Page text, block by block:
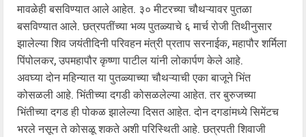
मावळेही बसविण्यात आले आहेत. ३० मीटरच्या चौथऱ्यावर पुतळा
बसविण्यात आले. छत्रपतींच्या भव्य पुतळ्याचे ६ मार्च रोजी तिथीनुसार
झालेल्या शिव जयंतीदिनी परिवहन मंत्री प्रताप सरनाईक, महापौर शर्मिला
पिंपोलकर, उपमहापौर कृष्णा पाटील यांनी लोकार्पण केले आहे.
अवघ्या दोन महिन्यात या पुतळ्याच्या चौथऱ्याची एका बाजूने भिंत
कोसळली आहे. भिंतीच्या दगडी कोसळलेल्या आहेत. तर बुरुजच्या
भिंतीच्या दगड ही पोकळ झालेल्या दिसत आहेत. दोन दगडांमध्ये सिमेंटच
भरले नसून ते कोसळू शकते अशी परिस्थिती आहे. छत्रपती शिवाजी